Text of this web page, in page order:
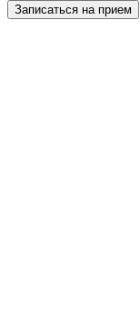
Записаться на прием